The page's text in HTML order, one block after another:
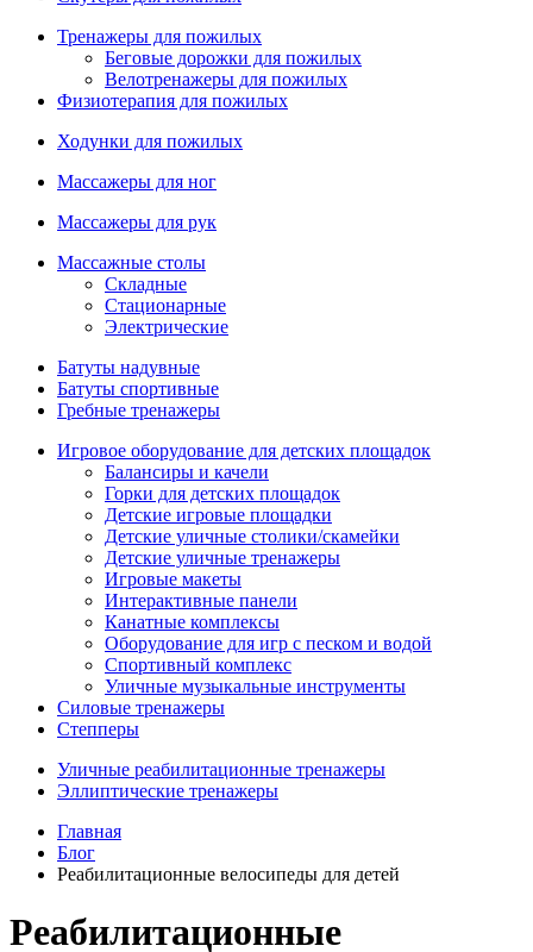
Тренажеры для пожилых
Беговые дорожки для пожилых
Велотренажеры для пожилых
Физиотерапия для пожилых
Ходунки для пожилых
Массажеры для ног
Массажеры для рук
Массажные столы
Складные
Стационарные
Электрические
Батуты надувные
Батуты спортивные
Гребные тренажеры
Игровое оборудование для детских площадок
Балансиры и качели
Горки для детских площадок
Детские игровые площадки
Детские уличные столики/скамейки
Детские уличные тренажеры
Игровые макеты
Интерактивные панели
Канатные комплексы
Оборудование для игр с песком и водой
Спортивный комплекс
Уличные музыкальные инструменты
Силовые тренажеры
Степперы
Уличные реабилитационные тренажеры
Эллиптические тренажеры
Главная
Блог
Реабилитационные велосипеды для детей
Реабилитационные